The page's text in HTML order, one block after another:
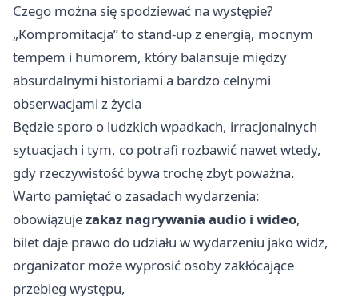
Czego można się spodziewać na występie?
„Kompromitacja” to stand-up z energią, mocnym
tempem i humorem, który balansuje między
absurdalnymi historiami a bardzo celnymi
obserwacjami z życia
Będzie sporo o ludzkich wpadkach, irracjonalnych
sytuacjach i tym, co potrafi rozbawić nawet wtedy,
gdy rzeczywistość bywa trochę zbyt poważna.
Warto pamiętać o zasadach wydarzenia:
obowiązujezakaz nagrywania audio i wideo,
bilet daje prawo do udziału w wydarzeniu jako widz,
organizator może wyprosić osoby zakłócające
przebieg występu,